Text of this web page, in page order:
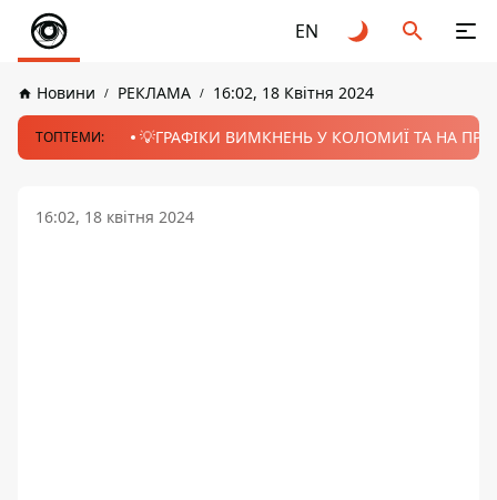
EN
Новини РЕКЛАМА 16:02, 18 Квітня 2024
ТОПТЕМИ: 💡ГРАФІКИ ВИМКНЕНЬ У КОЛОМИЇ ТА НА
16:02, 18 квітня 2024